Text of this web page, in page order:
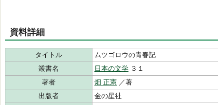
資料詳細
タイトル
ムツゴロウの青春記
叢書名
日本の文学 ３１
著者
畑 正憲 ／著
出版者
金の星社